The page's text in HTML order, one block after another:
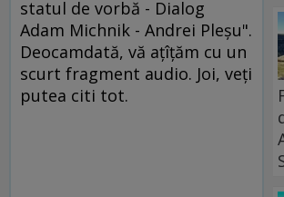
statul de vorbă - Dialog
Adam Michnik - Andrei Pleşu".
Deocamdată, vă aţîţăm cu un
scurt fragment audio. Joi, veţi
putea citi tot.